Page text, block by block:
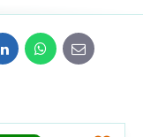
LinkedInWhatsApp
E-
mail